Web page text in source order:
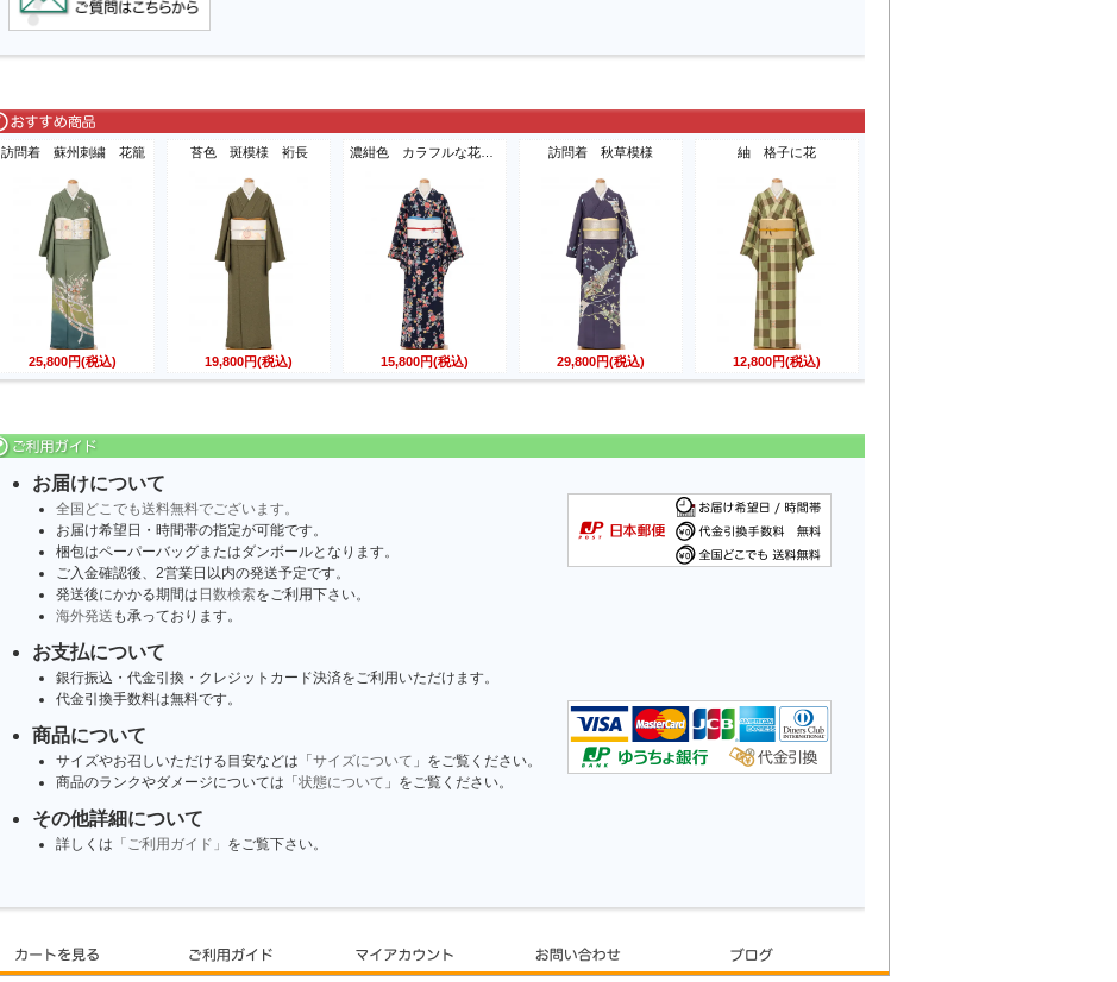
訪問着 蘇州刺繍 花籠
25,800円(税込)
苔色 斑模様 裄長
19,800円(税込) 15,800円(税込)
訪問着 秋草模様
29,800円(税込)
紬 格子に花
12,800円(税込)
お届けについて
全国どこでも送料無料でございます。
お届け希望日・時間帯の指定が可能です。
梱包はペーパーバッグまたはダンボールとなります。
ご入金確認後、2営業日以内の発送予定です。
発送後にかかる期間は 日数検索をご利用下さい。
海外発送 も承っております。
お支払について
銀行振込・代金引換・クレジットカード決済をご利用いただけます。
代金引換手数料は無料です。
商品について
サイズやお召しいただける目安などは「サイズについて 」をご覧ください。
商品のランクやダメージについては「状態について 」をご覧ください。
その他詳細について
詳しくは 「ご利用ガイド」 をご覧下さい。